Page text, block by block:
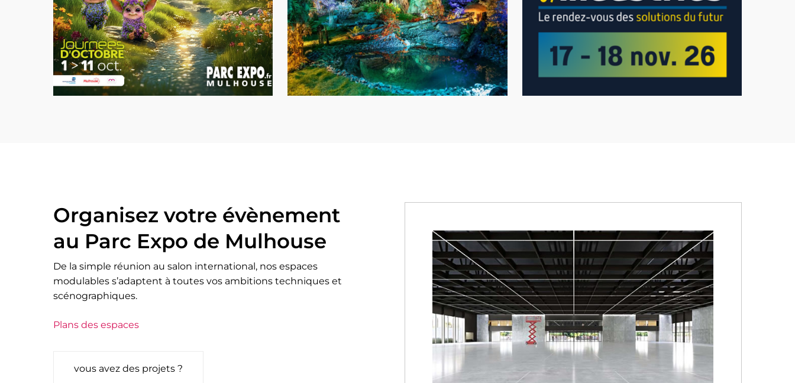
Organisez votre évènement
au Parc Expo de Mulhouse
De la simple réunion au salon international, nos espaces
modulables s’adaptent à toutes vos ambitions techniques et
scénographiques.
Plans des espaces
vous avez des projets ?